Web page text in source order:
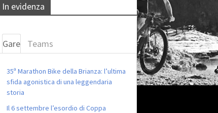
In evidenza
Gare Teams
35ª Marathon Bike della Brianza: l’ultima
sfida agonistica di una leggendaria
storia
Il 6 settembre l’esordio di Coppa